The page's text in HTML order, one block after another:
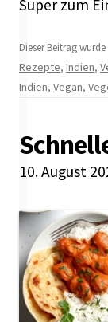
Super zum
Dieser Beitrag
Rezepte, Indien,
Indien, Vegan,
10. August